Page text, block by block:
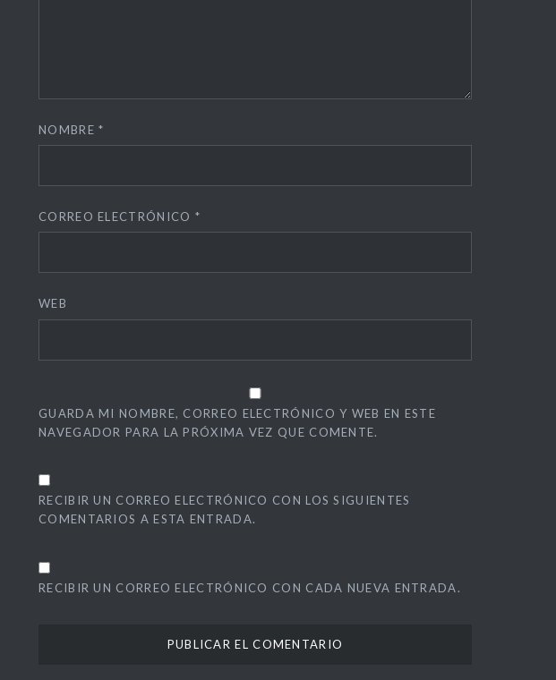
NOMBRE*
CORREO ELECTRÓNICO *
WEB
GUARDA MI NOMBRE, CORREO ELECTRÓNICO Y WEB EN ESTE
NAVEGADOR PARA LA PRÓXIMA VEZ QUE COMENTE.
RECIBIR UN CORREO ELECTRÓNICO CON LOS SIGUIENTES
COMENTARIOS A ESTA ENTRADA.
RECIBIR UN CORREO ELECTRÓNICO CON CADA NUEVA ENTRADA.